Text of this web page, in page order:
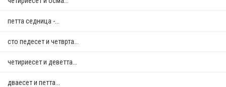
петта седница -...
сто педесет и четврта...
четириесет и деветта...
дваесет и петта...